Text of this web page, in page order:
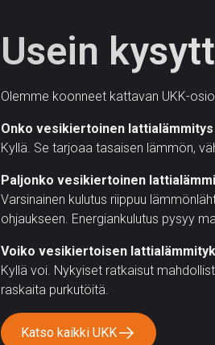
Usein
Olemme koonneet kattavan UKK-
Onko vesikiertoinen lattialämmitys
Kyllä. Se tarjoaa tasaisen lämmön,
Paljonko vesikiertoinen
Varsinainen kulutus riippuu
ohjaukseen. Energiankulutus pysyy
Voiko vesikiertoisen
Kyllä voi. Nykyiset ratkaisut
raskaita purkutöitä.
Katso kaikki UKK